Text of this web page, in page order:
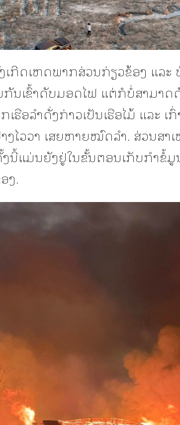
ເກີດເຫດພາກສ່ວນກ່ຽວຂ້ອງ ແລະ
ກັນເຂົ້າດັບມອດໄຟ ແຕ່ກໍບໍ່ສາມາດ
ເຮືອລໍາດັ່ງກ່າວເປັນເຮືອໄມ້ ແລະ ເ
ງໄວວາ ເສຍຫາຍໝົດລຳ. ສ່ວນສາ
ນີ້ແມ່ນຍັງຢູ່ໃນຂັ້ນຕອນເກັບກຳຂໍ້
ງ.